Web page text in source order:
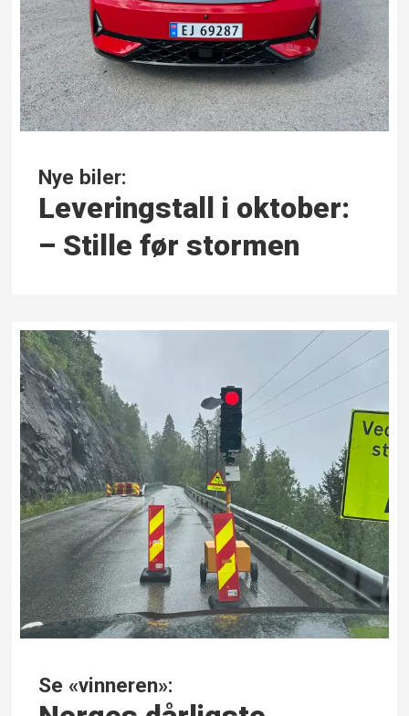
Nye biler:
Leveringstall i oktober:
– Stille før stormen
Se «vinneren»: